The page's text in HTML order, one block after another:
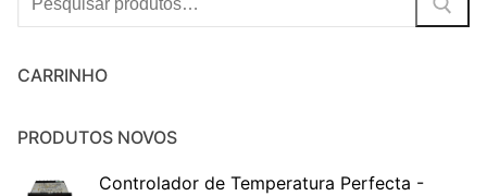
CARRINHO
PRODUTOS NOVOS
Controlador de Temperatura Perfecta -